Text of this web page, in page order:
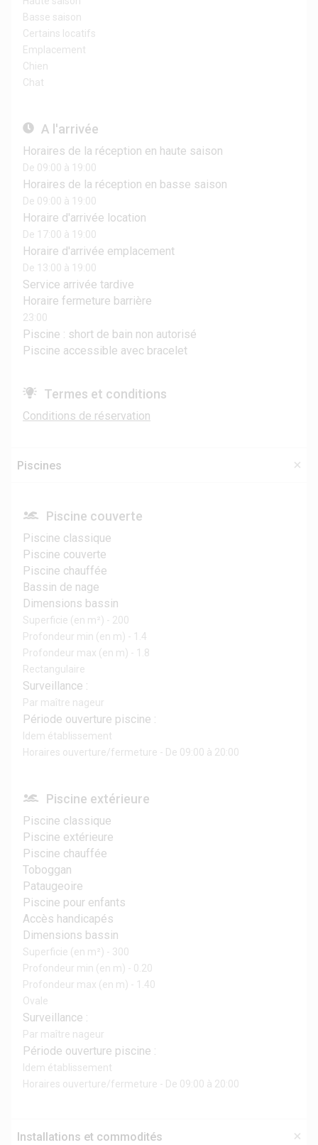
Basse saison
Certains locatifs
Emplacement
Chien
Chat
A l'arrivée
Horaires de la réception en haute saison
De 09:00 à 19:00
Horaires de la réception en basse saison
De 09:00 à 19:00
Horaire d'arrivée location
De 17:00 à 19:00
Horaire d'arrivée emplacement
De 13:00 à 19:00
Service arrivée tardive
Horaire fermeture barrière
23:00
Piscine : short de bain non autorisé
Piscine accessible avec bracelet
Termes et conditions
Conditions de réservation
Piscines
Piscine couverte
Piscine classique
Piscine couverte
Piscine chauffée
Bassin de nage
Dimensions bassin
Superficie (en m²) - 200
Profondeur min (en m) - 1.4
Profondeur max (en m) - 1.8
Rectangulaire
Surveillance :
Par maître nageur
Période ouverture piscine :
Idem établissement
Horaires ouverture/fermeture - De 09:00 à 20:00
Piscine extérieure
Piscine classique
Piscine extérieure
Piscine chauffée
Toboggan
Pataugeoire
Piscine pour enfants
Accès handicapés
Dimensions bassin
Superficie (en m²) - 300
Profondeur min (en m) - 0.20
Profondeur max (en m) - 1.40
Ovale
Surveillance :
Par maître nageur
Période ouverture piscine :
Idem établissement
Horaires ouverture/fermeture - De 09:00 à 20:00
Installations et commodités